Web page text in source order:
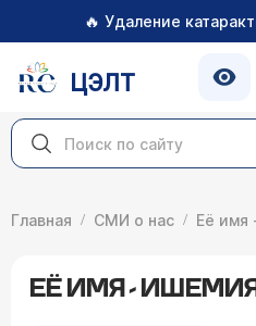
🔥 Удаление
ЦЭЛТ
Главная СМИ о нас Её имя
ЕЁ ИМЯ -